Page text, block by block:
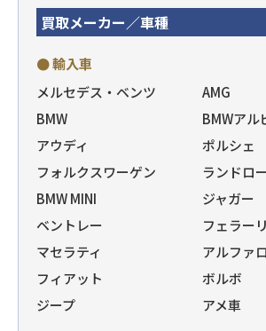
買取メーカー／車種
● 輸入車
メルセデス・ベンツ
AMG
BMW
BMWアル
アウディ
ポルシェ
フォルクスワーゲン
ランドロ
BMW MINI
ジャガー
ベントレー
フェラーリ
マセラティ
アルファ
フィアット
ボルボ
ジープ
アメ車